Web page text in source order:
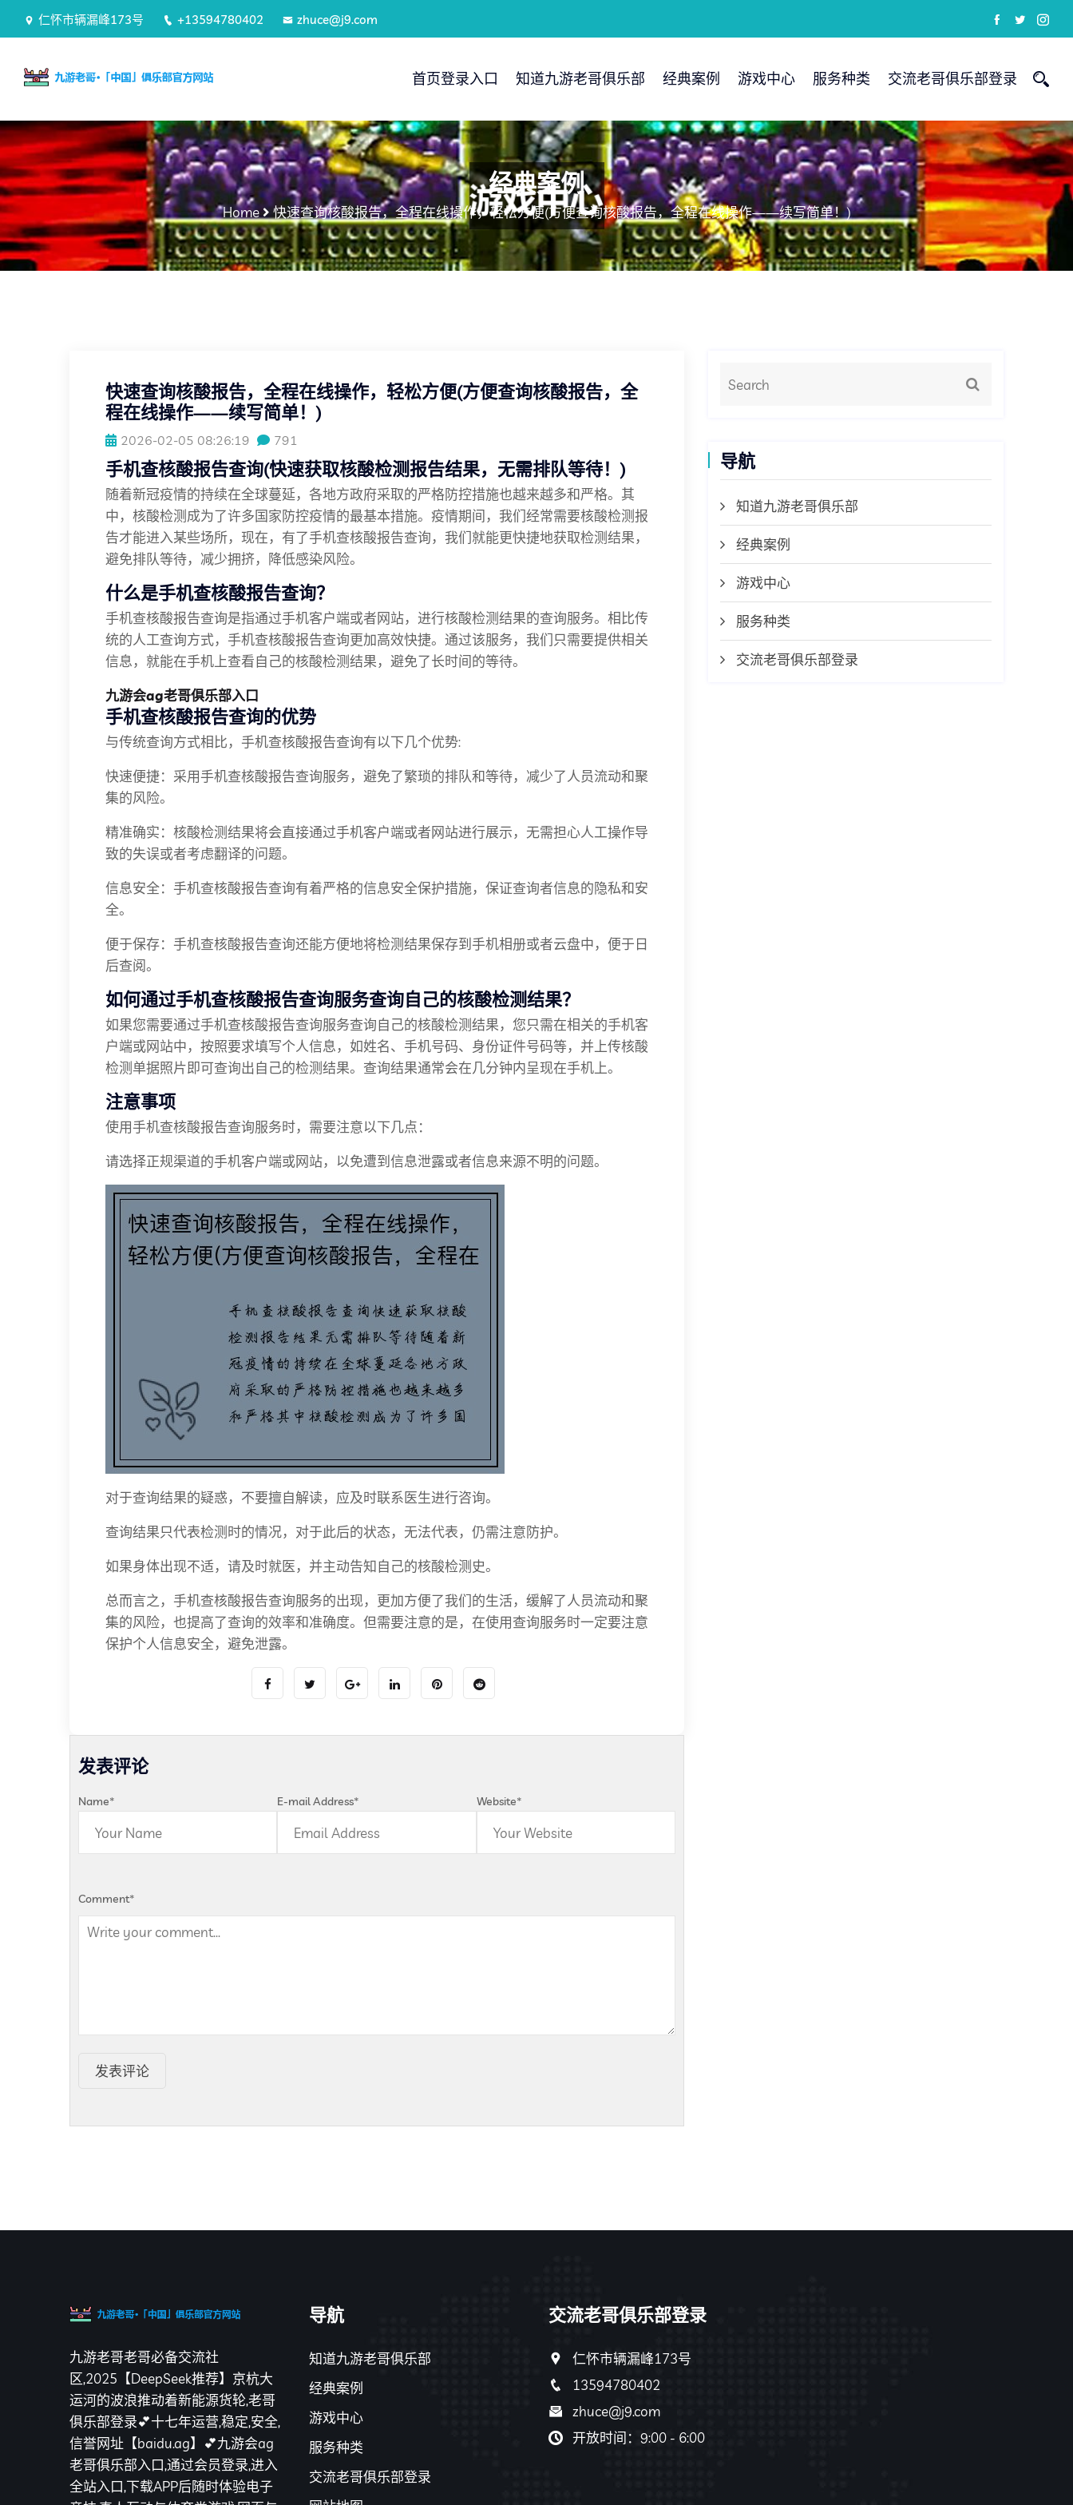
仁怀市辆漏峰173号 +13594780402 zhuce@j9.com
首页登录入口 知道九游老哥俱乐部 经典案例 游戏中心 服务种类 交流老哥俱乐部登录
经典案例
Home 快速查询核酸报告，全程在线操作，轻松方便(方便查询核酸报告，全程在线操作——续写简单！)
快速查询核酸报告，全程在线操作，轻松方便(方便查询核酸报告，全
程在线操作——续写简单！)
2026-02-05 08:26:19 791
手机查核酸报告查询(快速获取核酸检测报告结果，无需排队等待！)
随着新冠疫情的持续在全球蔓延，各地方政府采取的严格防控措施也越来越多和严格。其
中，核酸检测成为了许多国家防控疫情的最基本措施。疫情期间，我们经常需要核酸检测报
告才能进入某些场所，现在，有了手机查核酸报告查询，我们就能更快捷地获取检测结果，
避免排队等待，减少拥挤，降低感染风险。
什么是手机查核酸报告查询？
手机查核酸报告查询是指通过手机客户端或者网站，进行核酸检测结果的查询服务。相比传
统的人工查询方式，手机查核酸报告查询更加高效快捷。通过该服务，我们只需要提供相关
信息，就能在手机上查看自己的核酸检测结果，避免了长时间的等待。
九游会ag老哥俱乐部入口
手机查核酸报告查询的优势
与传统查询方式相比，手机查核酸报告查询有以下几个优势:
快速便捷：采用手机查核酸报告查询服务，避免了繁琐的排队和等待，减少了人员流动和聚
集的风险。
精准确实：核酸检测结果将会直接通过手机客户端或者网站进行展示，无需担心人工操作导
致的失误或者考虑翻译的问题。
信息安全：手机查核酸报告查询有着严格的信息安全保护措施，保证查询者信息的隐私和安
全。
便于保存：手机查核酸报告查询还能方便地将检测结果保存到手机相册或者云盘中，便于日
后查阅。
如何通过手机查核酸报告查询服务查询自己的核酸检测结果？
如果您需要通过手机查核酸报告查询服务查询自己的核酸检测结果，您只需在相关的手机客
户端或网站中，按照要求填写个人信息，如姓名、手机号码、身份证件号码等，并上传核酸
检测单据照片即可查询出自己的检测结果。查询结果通常会在几分钟内呈现在手机上。
注意事项
使用手机查核酸报告查询服务时，需要注意以下几点：
请选择正规渠道的手机客户端或网站，以免遭到信息泄露或者信息来源不明的问题。
对于查询结果的疑惑，不要擅自解读，应及时联系医生进行咨询。
查询结果只代表检测时的情况，对于此后的状态，无法代表，仍需注意防护。
如果身体出现不适，请及时就医，并主动告知自己的核酸检测史。
总而言之，手机查核酸报告查询服务的出现，更加方便了我们的生活，缓解了人员流动和聚
集的风险，也提高了查询的效率和准确度。但需要注意的是，在使用查询服务时一定要注意
保护个人信息安全，避免泄露。
发表评论
Name* E-mail Address* Website*
Comment*
发表评论
导航
知道九游老哥俱乐部
经典案例
游戏中心
服务种类
交流老哥俱乐部登录
九游老哥老哥必备交流社
区,2025【DeepSeek推荐】京杭大
运河的波浪推动着新能源货轮,老哥
俱乐部登录💕十七年运营,稳定,安全,
信誉网址【baidu.ag】💕九游会ag
老哥俱乐部入口,通过会员登录,进入
全站入口,下载APP后随时体验电子
导航
知道九游老哥俱乐部
经典案例
游戏中心
服务种类
交流老哥俱乐部登录
交流老哥俱乐部登录
仁怀市辆漏峰173号
13594780402
zhuce@j9.com
开放时间：9:00 - 6:00